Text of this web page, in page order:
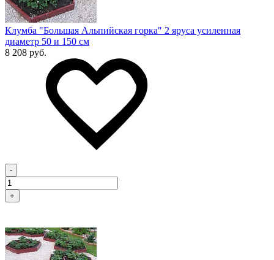
Клумба "Большая Альпийская горка" 2 яруса усиленная
диаметр 50 и 150 см
8 208 руб.
-
+